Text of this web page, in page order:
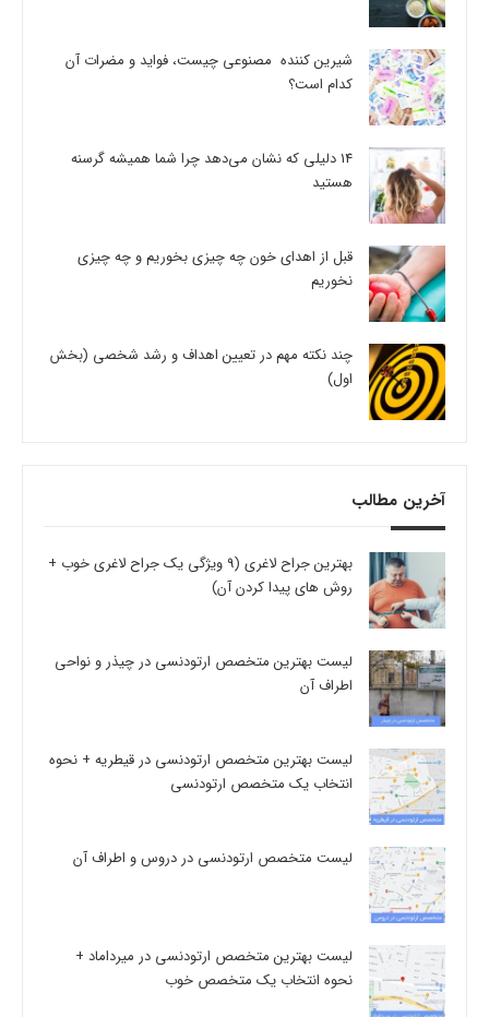
شیرین کننده مصنوعی چیست، فواید و مضرات آن
کدام است؟
14 دلیلی که نشان می‌دهد چرا شما همیشه گرسنه
هستید
قبل از اهدای خون چه چیزی بخوریم و چه چیزی
نخوریم
چند نکته مهم در تعیین اهداف و رشد شخصی (بخش
اول)
آخرین مطالب
بهترین جراح لاغری (9 ویژگی یک جراح لاغری خوب +
روش های پیدا کردن آن)
لیست بهترین متخصص ارتودنسی در چیذر و نواحی
اطراف آن
لیست بهترین متخصص ارتودنسی در قیطریه + نحوه
انتخاب یک متخصص ارتودنسی
لیست متخصص ارتودنسی در دروس و اطراف آن
لیست بهترین متخصص ارتودنسی در میرداماد +
نحوه انتخاب یک متخصص خوب